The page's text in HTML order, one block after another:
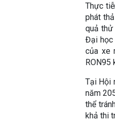
Thực
phát
quả thử
Đại học
của xe
RON95
Tại Hội
năm
thể
khả thi